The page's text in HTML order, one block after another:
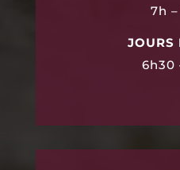
7h –
JOURS
6h30